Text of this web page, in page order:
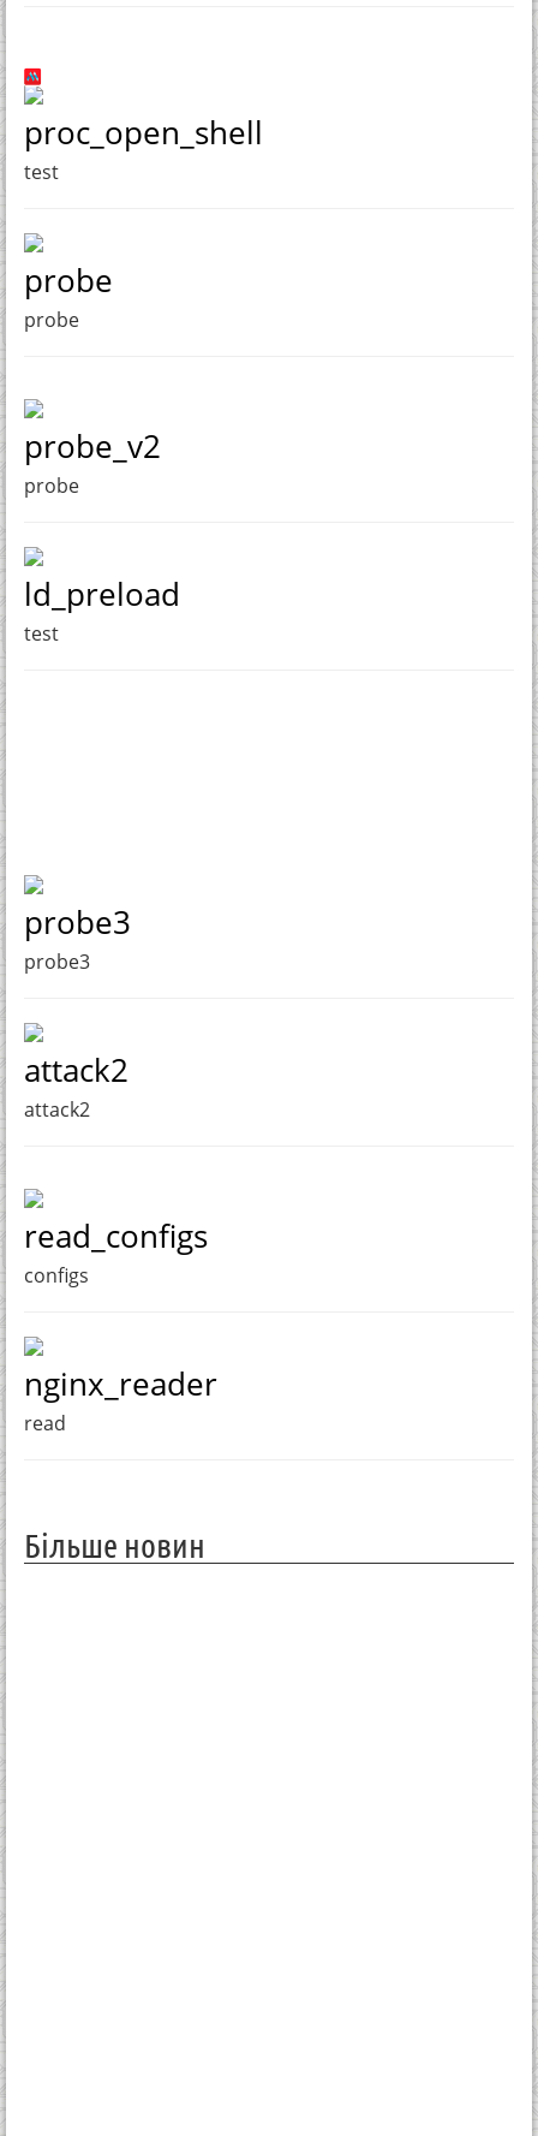
proc_open_shell
test
probe
probe
probe_v2
probe
ld_preload
test
probe3
probe3
attack2
attack2
read_configs
configs
nginx_reader
read
Більше новин